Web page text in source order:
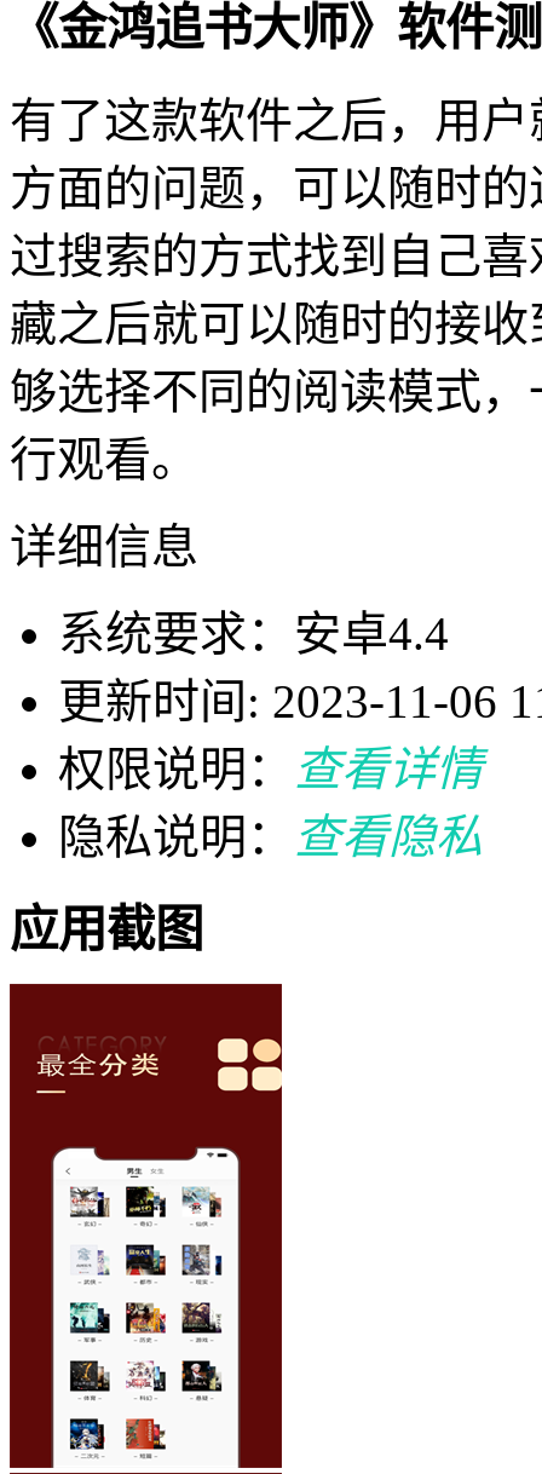
《金鸿追书大师》软件
有了这款软件之后，用
方面的问题，可以随时
过搜索的方式找到自己
藏之后就可以随时的接
够选择不同的阅读模式
行观看。
详细信息
系统要求：安卓4.4
更新时间: 2023-11-06
权限说明：
查看详情
隐私说明：
查看隐私
应用截图